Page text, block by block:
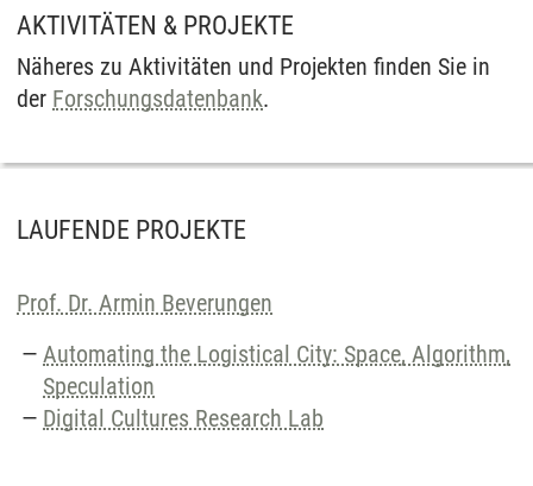
AKTIVITÄTEN & PROJEKTE
Näheres zu Aktivitäten und Projekten finden Sie in
der Forschungsdatenbank.
LAUFENDE PROJEKTE
Prof. Dr. Armin Beverungen
Automating the Logistical City: Space, Algorithm,
Speculation
Digital Cultures Research Lab